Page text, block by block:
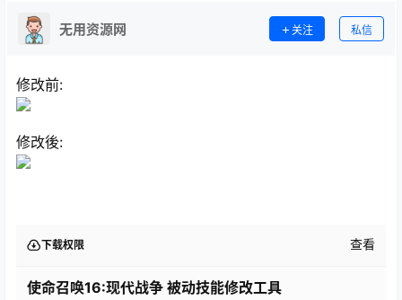
无用资源网 关注 私信
修改前:
修改後:
下载权限 查看
使命召唤16:现代战争 被动技能修改工具